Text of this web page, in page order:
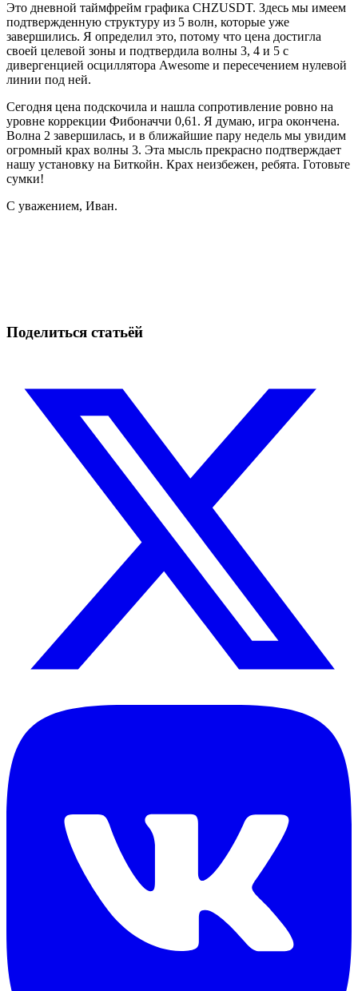
Это дневной таймфрейм графика CHZUSDT. Здесь мы имеем
подтвержденную структуру из 5 волн, которые уже
завершились. Я определил это, потому что цена достигла
своей целевой зоны и подтвердила волны 3, 4 и 5 с
дивергенцией осциллятора Awesome и пересечением нулевой
линии под ней.
Сегодня цена подскочила и нашла сопротивление ровно на
уровне коррекции Фибоначчи 0,61. Я думаю, игра окончена.
Волна 2 завершилась, и в ближайшие пару недель мы увидим
огромный крах волны 3. Эта мысль прекрасно подтверждает
нашу установку на Биткойн. Крах неизбежен, ребята. Готовьте
сумки!
С уважением, Иван.
Поделиться статьёй